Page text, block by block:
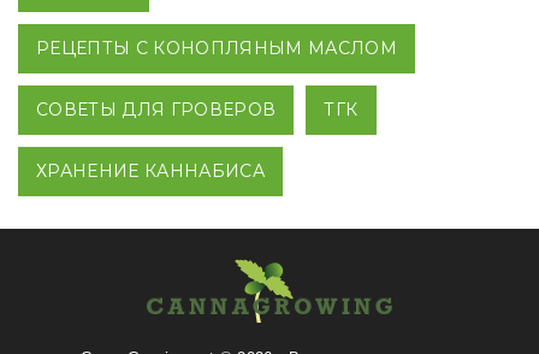
РЕЦЕПТЫ С КОНОПЛЯНЫМ МАСЛОМ
СОВЕТЫ ДЛЯ ГРОВЕРОВ ТГК
ХРАНЕНИЕ КАННАБИСА